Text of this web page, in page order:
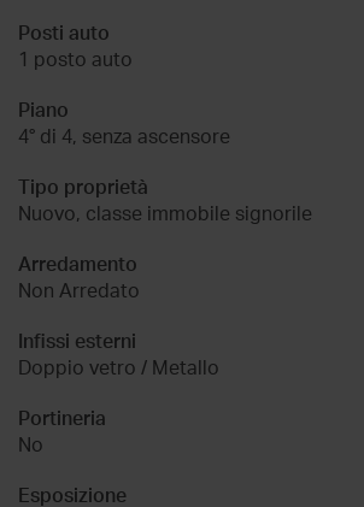
Posti auto
1 posto auto
Piano
4° di 4, senza ascensore
Tipo proprietà
Nuovo, classe immobile signorile
Arredamento
Non Arredato
Infissi esterni
Doppio vetro / Metallo
Portineria
No
Esposizione